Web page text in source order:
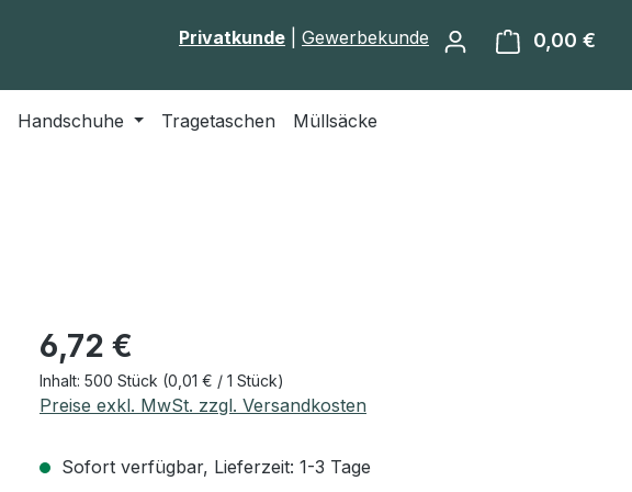
Privatkunde Gewerbekunde 0,00 €
Handschuhe Tragetaschen Müllsäcke
Regulärer Preis:
6,72 €
Inhalt: 500 Stück (0,01 € / 1 Stück)
Preise exkl. MwSt. zzgl. Versandkosten
Sofort verfügbar, Lieferzeit: 1-3 Tage